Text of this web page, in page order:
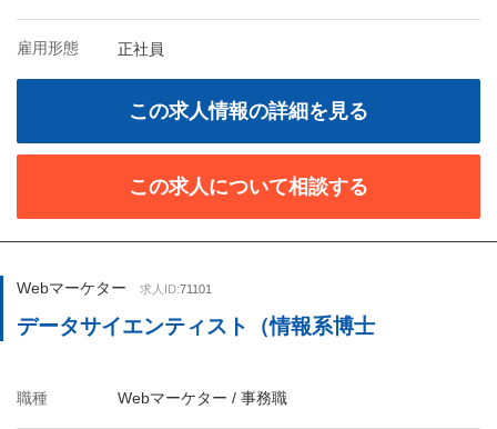
雇用形態 正社員
この求人情報の詳細を見る
この求人について相談する
Webマーケター 求人ID:71101
データサイエンティスト（情報系博士
職種 Webマーケター / 事務職